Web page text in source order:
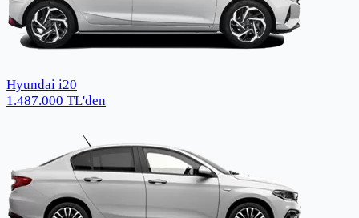
Hyundai i20
1.487.000 TL'den